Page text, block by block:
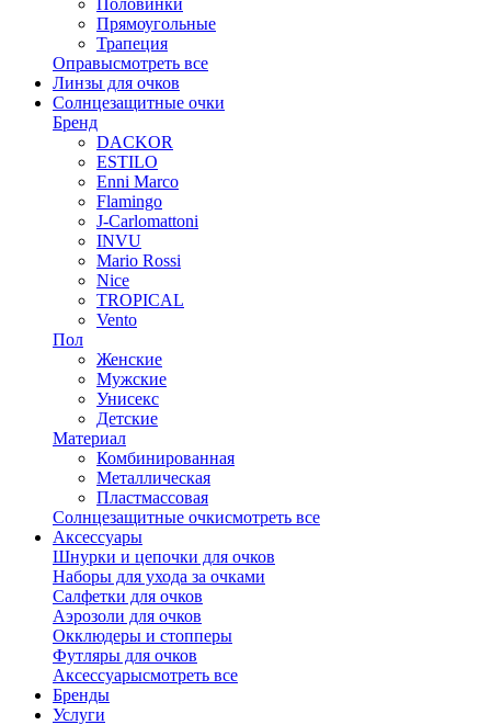
Прямоугольные
Трапеция
Оправысмотреть все
Линзы для очков
Солнцезащитные очки
Бренд
DACKOR
ESTILO
Enni Marco
Flamingo
J-Carlomattoni
INVU
Mario Rossi
Nice
TROPICAL
Vento
Пол
Женские
Мужские
Унисекс
Детские
Материал
Комбинированная
Металлическая
Пластмассовая
Солнцезащитные очкисмотреть все
Аксессуары
Шнурки и цепочки для очков
Наборы для ухода за очками
Салфетки для очков
Аэрозоли для очков
Окклюдеры и стопперы
Футляры для очков
Аксессуарысмотреть все
Бренды
Услуги